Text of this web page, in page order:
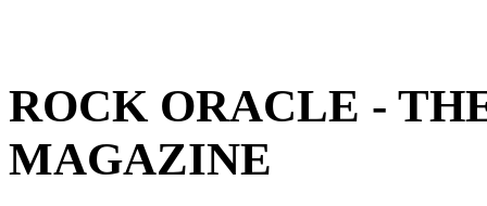
ROCK ORACLE -
MAGAZINE